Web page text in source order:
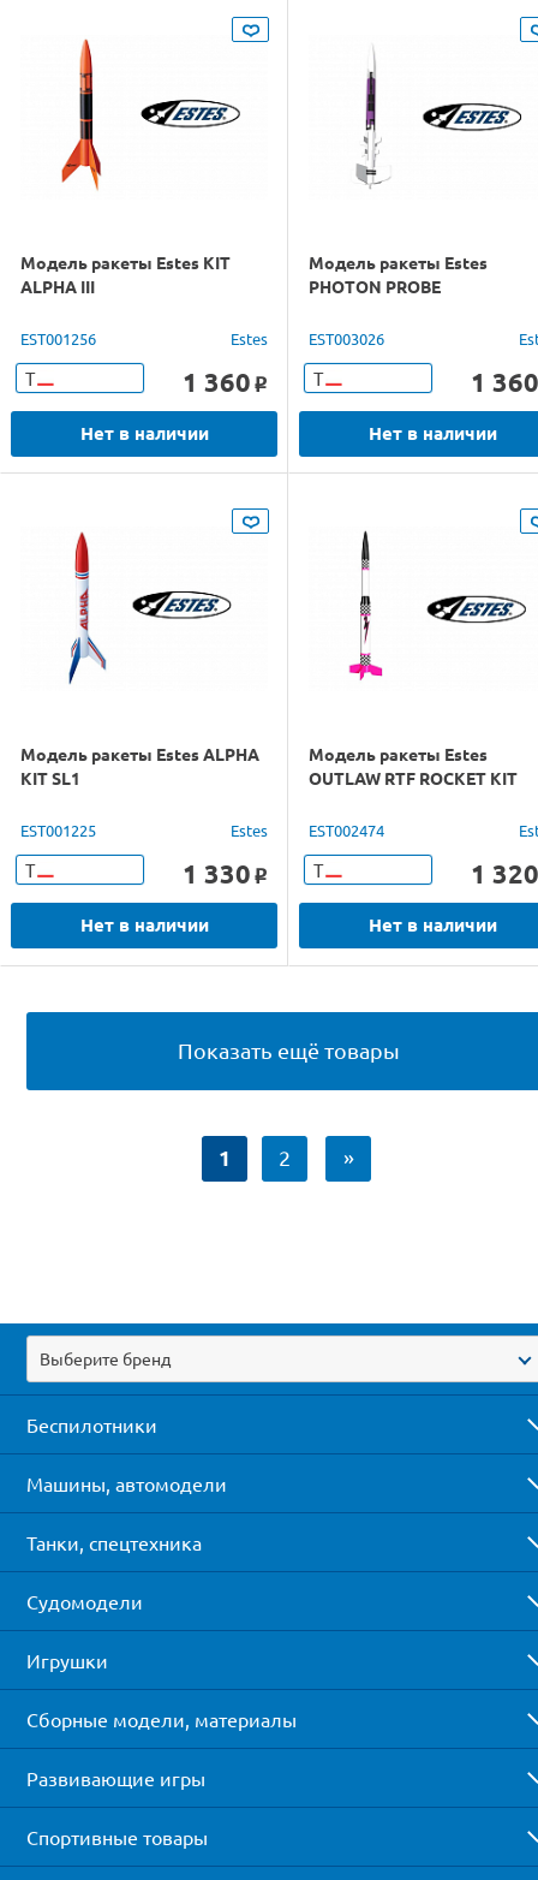
Модель ракеты Estes KIT
ALPHA III
EST001256 Estes
Т 1 360 o
Нет в наличии
Модель ракеты Estes
PHOTON PROBE
EST003026
Т 1 360
Нет в наличии
Модель ракеты Estes ALPHA
KIT SL1
EST001225 Estes
Т 1 330 o
Нет в наличии
Модель ракеты Estes
OUTLAW RTF ROCKET KIT
EST002474
Т 1 320
Нет в наличии
Показать ещё товары
1 2 »
Выберите бренд
Беспилотники
Машины, автомодели
Танки, спецтехника
Судомодели
Игрушки
Сборные модели, материалы
Развивающие игры
Спортивные товары